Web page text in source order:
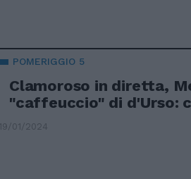
POMERIGGIO 5
Clamoroso in diretta,
"caffeuccio" di d'Urso:
19/01/2024